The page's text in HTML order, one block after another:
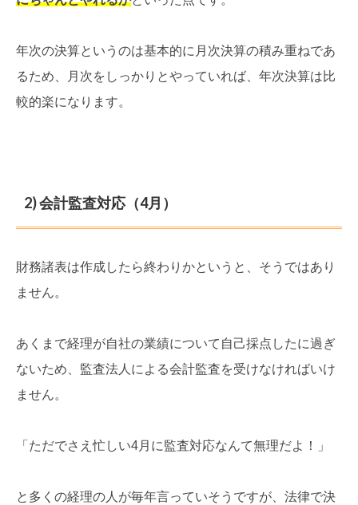
年次の決算というのは基本的に月次決算の積み重ねであ
るため、月次をしっかりとやっていれば、年次決算は比
較的楽になります。
2) 会計監査対応（4月）
財務諸表は作成したら終わりかというと、そうではあり
ません。
あくまで経理が自社の業績について自己採点したに過ぎ
ないため、監査法人による会計監査を受けなければいけ
ません。
「ただでさえ忙しい4月に監査対応なんて無理だよ！」
と多くの経理の人が毎年言っていそうですが、法律で決